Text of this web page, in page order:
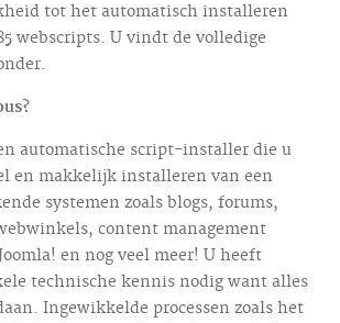
tot het automatisch installeren
webscripts. U vindt de volledige
automatische script-installer die u
en makkelijk installeren van een
systemen zoals blogs, forums,
content management
en nog veel meer! U heeft
technische kennis nodig want alles
Ingewikkelde processen zoals het